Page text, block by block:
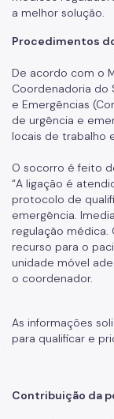
Manuais de
Notícias
Ouvidoria
Proteção de
SAMU 192
Vigilância em
a melhor solução.
Procedimentos
De acordo com o
Coordenadoria do
e Emergências
de urgência e
locais de trabalho
O socorro é feito
“A ligação é
protocolo de
emergência.
regulação médica.
recurso para o
unidade móvel
o coordenador.
As informações
para qualificar e
Contribuição da